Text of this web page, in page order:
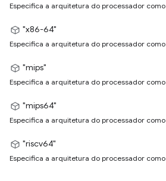
Especifica a arquitetura do processador como
"x86-64"
Especifica a arquitetura do processador
"mips"
Especifica a arquitetura do processador como
"mips64"
Especifica a arquitetura do processador
"riscv64"
Especifica a arquitetura do processador